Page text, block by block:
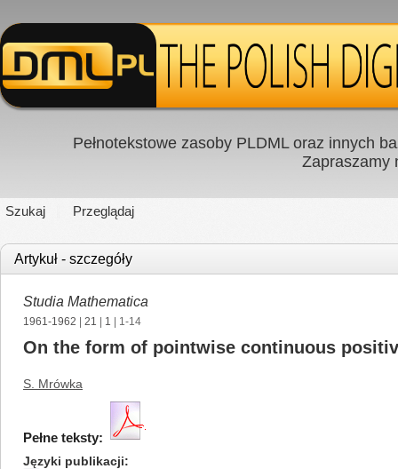
Pełnotekstowe zasoby PLDML oraz innych
Zapraszamy
Szukaj Przeglądaj
Artykuł - szczegóły
Studia Mathematica
1961-1962 21 1 | 1-14
On the form of pointwise continuous
S. Mrówka
Pełne teksty:
Języki publikacji